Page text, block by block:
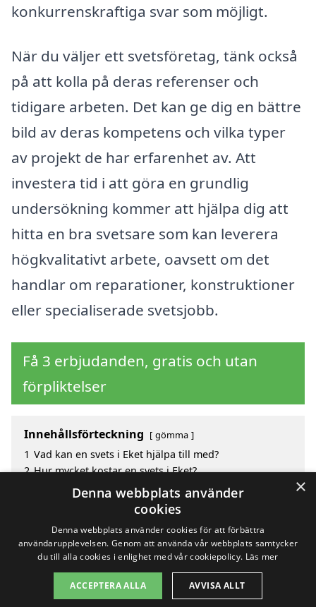
konkurrenskraftiga svar som möjligt.
När du väljer ett svetsföretag, tänk också
på att kolla på deras referenser och
tidigare arbeten. Det kan ge dig en bättre
bild av deras kompetens och vilka typer
av projekt de har erfarenhet av. Att
investera tid i att göra en grundlig
undersökning kommer att hjälpa dig att
hitta en bra svetsare som kan leverera
högkvalitativt arbete, oavsett om det
handlar om reparationer, konstruktioner
eller specialiserade svetsjobb.
Få 3 erbjudanden, gratis och utan
förpliktelser
Innehållsförteckning gömma
1 Vad kan en svets i Eket hjälpa till med?
2 Hur mycket kostar en svets i Eket?
Fördelar med att välja svets i Eket
Sök efter en skicklig svets i de omgivande städerna
Copyright 2026 - Pilanto Aps
Om / kontakt Blogg Webbplatskarta Villkor
×
Denna webbplats använder
cookies
Denna webbplats använder cookies för att förbättra
användarupplevelsen. Genom att använda vår webbplats samtycker
du till alla cookies i enlighet med vår cookiepolicy. Läs mer
ACCEPTERA ALLA AVVISA ALLT